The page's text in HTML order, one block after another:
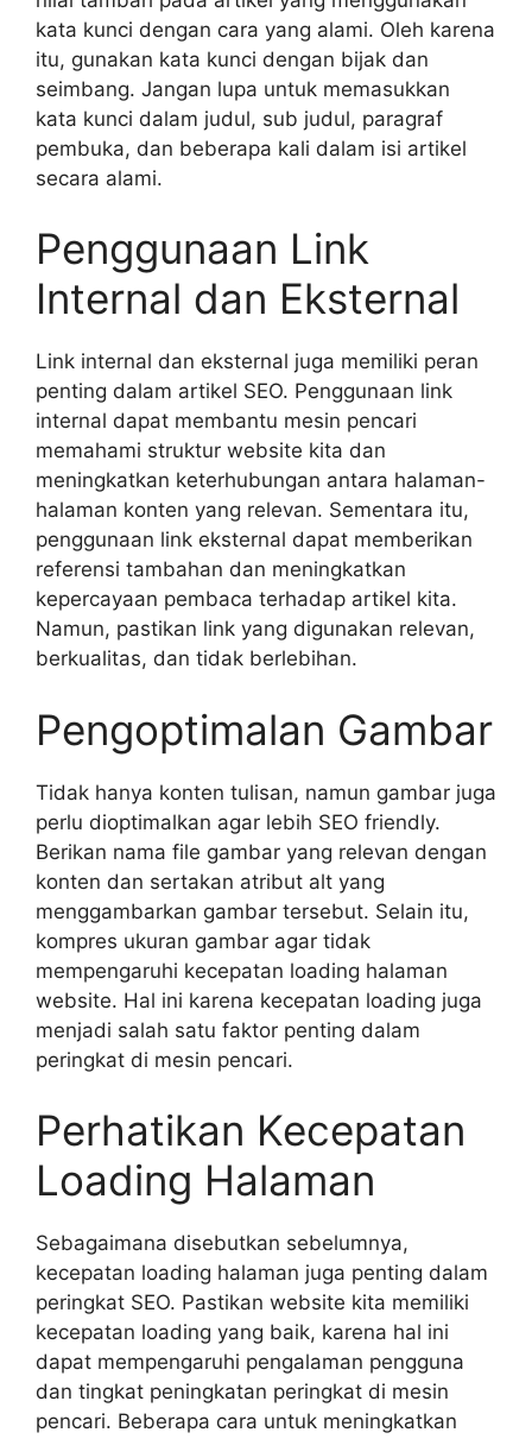
kata kunci dengan cara yang alami. Oleh karena
itu, gunakan kata kunci dengan bijak dan
seimbang. Jangan lupa untuk memasukkan
kata kunci dalam judul, sub judul, paragraf
pembuka, dan beberapa kali dalam isi artikel
secara alami.
Penggunaan Link
Internal dan Eksternal
Link internal dan eksternal juga memiliki peran
penting dalam artikel SEO. Penggunaan link
internal dapat membantu mesin pencari
memahami struktur website kita dan
meningkatkan keterhubungan antara halaman-
halaman konten yang relevan. Sementara itu,
penggunaan link eksternal dapat memberikan
referensi tambahan dan meningkatkan
kepercayaan pembaca terhadap artikel kita.
Namun, pastikan link yang digunakan relevan,
berkualitas, dan tidak berlebihan.
Pengoptimalan Gambar
Tidak hanya konten tulisan, namun gambar juga
perlu dioptimalkan agar lebih SEO friendly.
Berikan nama file gambar yang relevan dengan
konten dan sertakan atribut alt yang
menggambarkan gambar tersebut. Selain itu,
kompres ukuran gambar agar tidak
mempengaruhi kecepatan loading halaman
website. Hal ini karena kecepatan loading juga
menjadi salah satu faktor penting dalam
peringkat di mesin pencari.
Perhatikan Kecepatan
Loading Halaman
Sebagaimana disebutkan sebelumnya,
kecepatan loading halaman juga penting dalam
peringkat SEO. Pastikan website kita memiliki
kecepatan loading yang baik, karena hal ini
dapat mempengaruhi pengalaman pengguna
dan tingkat peningkatan peringkat di mesin
pencari. Beberapa cara untuk meningkatkan